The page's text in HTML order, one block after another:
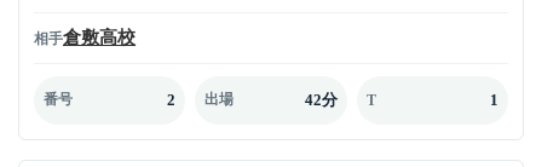
相手倉敷高校
番号 2 出場 42分 T 1